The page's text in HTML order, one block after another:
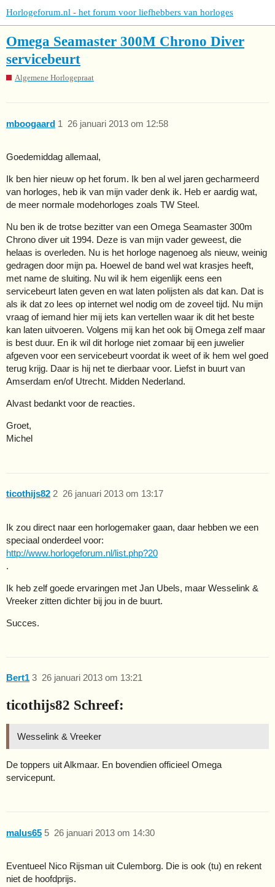
Horlogeforum.nl - het forum voor liefhebbers van horloges
Omega Seamaster 300M Chrono Diver
servicebeurt
Algemene Horlogepraat
mboogaard 26 januari 2013 om 12:58
1
Goedemiddag allemaal,
Ik ben hier nieuw op het forum. Ik ben al wel jaren gecharmeerd
van horloges, heb ik van mijn vader denk ik. Heb er aardig wat,
de meer normale modehorloges zoals TW Steel.
Nu ben ik de trotse bezitter van een Omega Seamaster 300m
Chrono diver uit 1994. Deze is van mijn vader geweest, die
helaas is overleden. Nu is het horloge nagenoeg als nieuw, weinig
gedragen door mijn pa. Hoewel de band wel wat krasjes heeft,
met name de sluiting. Nu wil ik hem eigenlijk eens een
servicebeurt laten geven en wat laten polijsten als dat kan. Dat is
als ik dat zo lees op internet wel nodig om de zoveel tijd. Nu mijn
vraag of iemand hier mij iets kan vertellen waar ik dit het beste
kan laten uitvoeren. Volgens mij kan het ook bij Omega zelf maar
is best duur. En ik wil dit horloge niet zomaar bij een juwelier
afgeven voor een servicebeurt voordat ik weet of ik hem wel goed
terug krijg. Daar is hij net te dierbaar voor. Liefst in buurt van
Amserdam en/of Utrecht. Midden Nederland.
Alvast bedankt voor de reacties.
Groet,
Michel
ticothijs82 26 januari 2013 om 13:17
2
Ik zou direct naar een horlogemaker gaan, daar hebben we een
speciaal onderdeel voor:
http://www.horlogeforum.nl/list.php?20
.
Ik heb zelf goede ervaringen met Jan Ubels, maar Wesselink &
Vreeker zitten dichter bij jou in de buurt.
Succes.
Bert1 26 januari 2013 om 13:21
3
ticothijs82 Schreef:
Wesselink & Vreeker
De toppers uit Alkmaar. En bovendien officieel Omega
servicepunt.
malus65 26 januari 2013 om 14:30
5
Eventueel Nico Rijsman uit Culemborg. Die is ook (tu) en rekent
niet de hoofdprijs.